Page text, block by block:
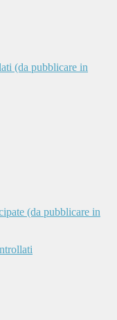
(da pubblicare in
(da pubblicare in